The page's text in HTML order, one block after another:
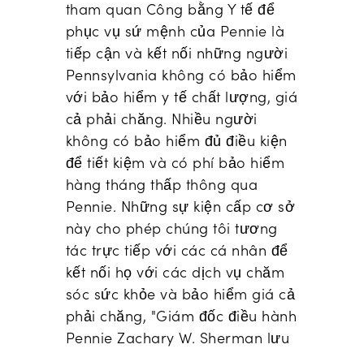
tham quan Công bằng Y tế để
phục vụ sứ mệnh của Pennie là
tiếp cận và kết nối những người
Pennsylvania không có bảo hiểm
với bảo hiểm y tế chất lượng, giá
cả phải chăng. Nhiều người
không có bảo hiểm đủ điều kiện
để tiết kiệm và có phí bảo hiểm
hàng tháng thấp thông qua
Pennie. Những sự kiện cấp cơ sở
này cho phép chúng tôi tương
tác trực tiếp với các cá nhân để
kết nối họ với các dịch vụ chăm
sóc sức khỏe và bảo hiểm giá cả
phải chăng, "Giám đốc điều hành
Pennie Zachary W. Sherman lưu